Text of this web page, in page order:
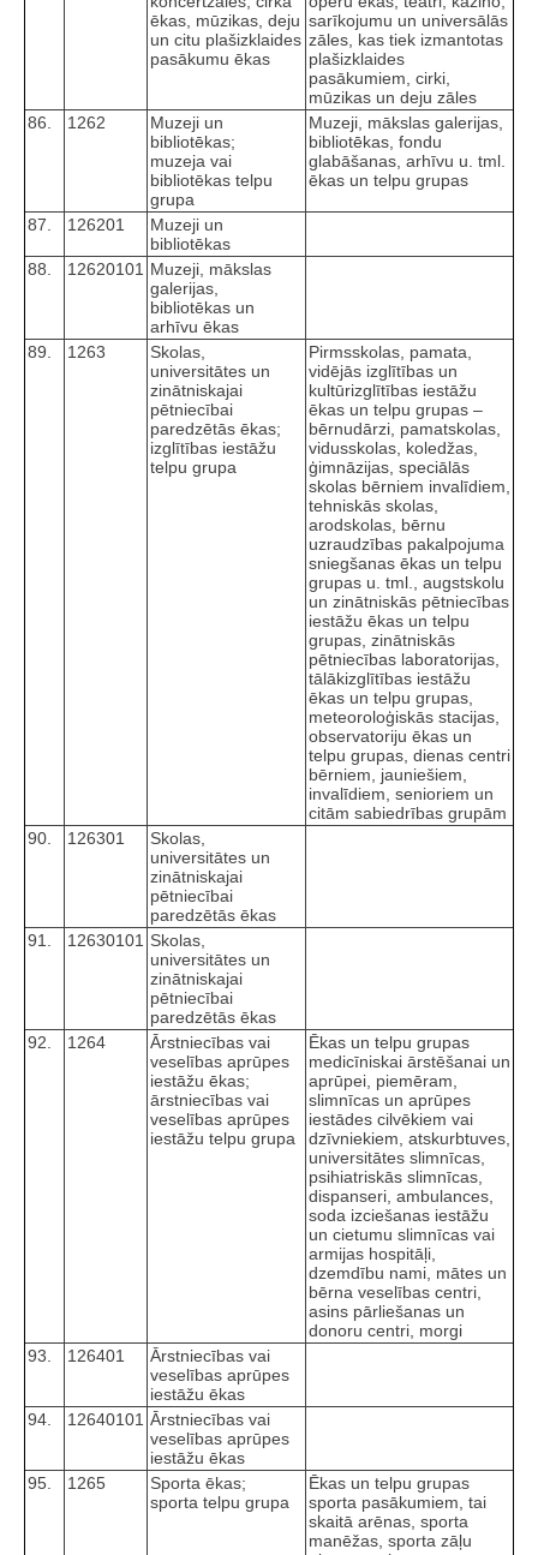
ēkas, mūzikas, deju
un citu plašizklaides
pasākumu ēkas
sarīkojumu un universālās
zāles, kas tiek izmantotas
plašizklaides
pasākumiem, cirki,
mūzikas un deju zāles
86.
1262
Muzeji un
bibliotēkas;
muzeja vai
bibliotēkas telpu
grupa
Muzeji, mākslas galerijas,
bibliotēkas, fondu
glabāšanas, arhīvu u. tml.
ēkas un telpu grupas
87. 126201
Muzeji un
bibliotēkas
88.
12620101 Muzeji, mākslas
galerijas,
bibliotēkas un
arhīvu ēkas
89.
1263
Skolas,
universitātes un
zinātniskajai
pētniecībai
paredzētās ēkas;
izglītības iestāžu
telpu grupa
Pirmsskolas, pamata,
vidējās izglītības un
kultūrizglītības iestāžu
ēkas un telpu grupas –
bērnudārzi, pamatskolas,
vidusskolas, koledžas,
ģimnāzijas, speciālās
skolas bērniem invalīdiem,
tehniskās skolas,
arodskolas, bērnu
uzraudzības pakalpojuma
sniegšanas ēkas un telpu
grupas u. tml., augstskolu
un zinātniskās pētniecības
iestāžu ēkas un telpu
grupas, zinātniskās
pētniecības laboratorijas,
tālākizglītības iestāžu
ēkas un telpu grupas,
meteoroloģiskās stacijas,
observatoriju ēkas un
telpu grupas, dienas centri
bērniem, jauniešiem,
invalīdiem, senioriem un
citām sabiedrības grupām
90.
126301
Skolas,
universitātes un
zinātniskajai
pētniecībai
paredzētās ēkas
91.
12630101 Skolas,
universitātes un
zinātniskajai
pētniecībai
paredzētās ēkas
92.
1264
Ārstniecības vai
veselības aprūpes
iestāžu ēkas;
ārstniecības vai
veselības aprūpes
iestāžu telpu grupa
Ēkas un telpu grupas
medicīniskai ārstēšanai un
aprūpei, piemēram,
slimnīcas un aprūpes
iestādes cilvēkiem vai
dzīvniekiem, atskurbtuves,
universitātes slimnīcas,
psihiatriskās slimnīcas,
dispanseri, ambulances,
soda izciešanas iestāžu
un cietumu slimnīcas vai
armijas hospitāļi,
dzemdību nami, mātes un
bērna veselības centri,
asins pārliešanas un
donoru centri, morgi
93.
126401
Ārstniecības vai
veselības aprūpes
iestāžu ēkas
94.
12640101 Ārstniecības vai
veselības aprūpes
iestāžu ēkas
95.
1265
Sporta ēkas;
sporta telpu grupa
Ēkas un telpu grupas
sporta pasākumiem, tai
skaitā arēnas, sporta
manēžas, sporta zāļu